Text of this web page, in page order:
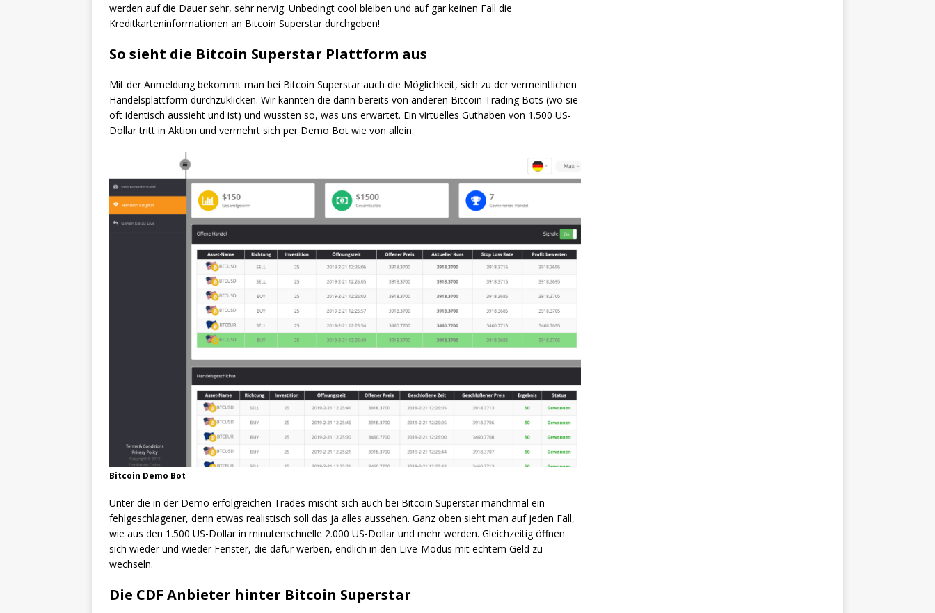
werden auf die Dauer sehr, sehr nervig. Unbedingt cool bleiben und auf gar keinen Fall die
Kreditkarteninformationen an Bitcoin Superstar durchgeben!
So sieht die Bitcoin Superstar Plattform aus
Mit der Anmeldung bekommt man bei Bitcoin Superstar auch die Möglichkeit, sich zu der vermeintlichen
Handelsplattform durchzuklicken. Wir kannten die dann bereits von anderen Bitcoin Trading Bots (wo sie
oft identisch aussieht und ist) und wussten so, was uns erwartet. Ein virtuelles Guthaben von 1.500 US-
Dollar tritt in Aktion und vermehrt sich per Demo Bot wie von allein.
Bitcoin Demo Bot
Unter die in der Demo erfolgreichen Trades mischt sich auch bei Bitcoin Superstar manchmal ein
fehlgeschlagener, denn etwas realistisch soll das ja alles aussehen. Ganz oben sieht man auf jeden Fall,
wie aus den 1.500 US-Dollar in minutenschnelle 2.000 US-Dollar und mehr werden. Gleichzeitig öffnen
sich wieder und wieder Fenster, die dafür werben, endlich in den Live-Modus mit echtem Geld zu
wechseln.
Die CDF Anbieter hinter Bitcoin Superstar